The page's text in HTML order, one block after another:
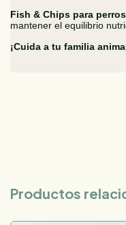
Fish & Chips para
mantener el equilibrio
¡Cuida a tu familia
Productos